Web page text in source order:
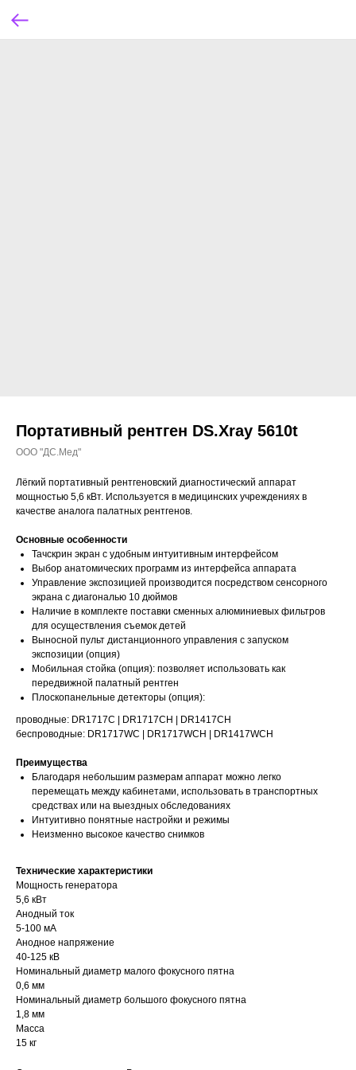
Портативный рентген DS.Xray 5610t
ООО "ДС.Мед"
Лёгкий портативный рентгеновский диагностический аппарат
мощностью 5,6 кВт. Используется в медицинских учреждениях в
качестве аналога палатных рентгенов.
Основные особенности
Тачскрин экран с удобным интуитивным интерфейсом
Выбор анатомических программ из интерфейса аппарата
Управление экспозицией производится посредством сенсорного
экрана с диагональю 10 дюймов
Наличие в комплекте поставки сменных алюминиевых фильтров
для осуществления съемок детей
Выносной пульт дистанционного управления с запуском
экспозиции (опция)
Мобильная стойка (опция): позволяет использовать как
передвижной палатный рентген
Плоскопанельные детекторы (опция):
проводные: DR1717C | DR1717CH | DR1417CH
беспроводные: DR1717WC | DR1717WCH | DR1417WCH
Преимущества
Благодаря небольшим размерам аппарат можно легко
перемещать между кабинетами, использовать в транспортных
средствах или на выездных обследованиях
Интуитивно понятные настройки и режимы
Неизменно высокое качество снимков
Технические характеристики
Мощность генератора
5,6 кВт
Анодный ток
5-100 мА
Анодное напряжение
40-125 кВ
Номинальный диаметр малого фокусного пятна
0,6 мм
Номинальный диаметр большого фокусного пятна
1,8 мм
Масса
15 кг